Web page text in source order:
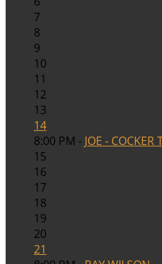
7
8
9
10
11
12
13
14
8:00 PM - JOE - COCKER
15
16
17
18
19
20
21